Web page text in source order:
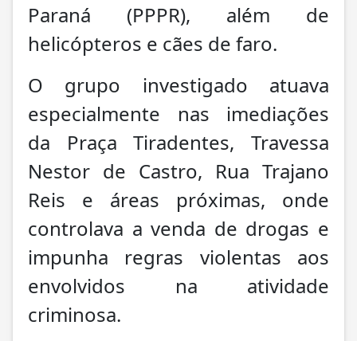
Paraná (PPPR), além de
helicópteros e cães de faro.
O grupo investigado atuava
especialmente nas imediações
da Praça Tiradentes, Travessa
Nestor de Castro, Rua Trajano
Reis e áreas próximas, onde
controlava a venda de drogas e
impunha regras violentas aos
envolvidos na atividade
criminosa.